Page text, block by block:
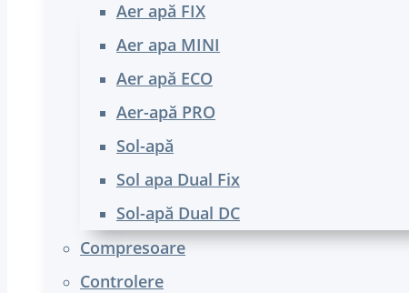
Aer apă FIX
Aer apa MINI
Aer apă ECO
Aer-apă PRO
Sol-apă
Sol apa Dual Fix
Sol-apă Dual DC
Compresoare
Controlere